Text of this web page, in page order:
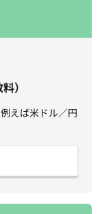
）
えば米ドル／円